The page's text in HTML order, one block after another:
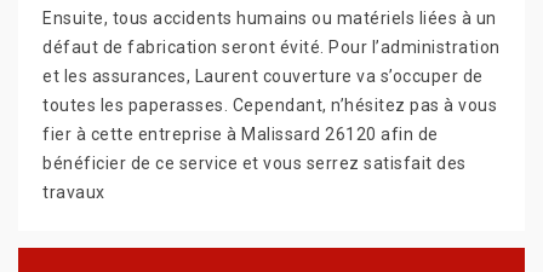
Ensuite, tous accidents humains ou matériels liées à un
défaut de fabrication seront évité. Pour l’administration
et les assurances, Laurent couverture va s’occuper de
toutes les paperasses. Cependant, n’hésitez pas à vous
fier à cette entreprise à Malissard 26120 afin de
bénéficier de ce service et vous serrez satisfait des
travaux